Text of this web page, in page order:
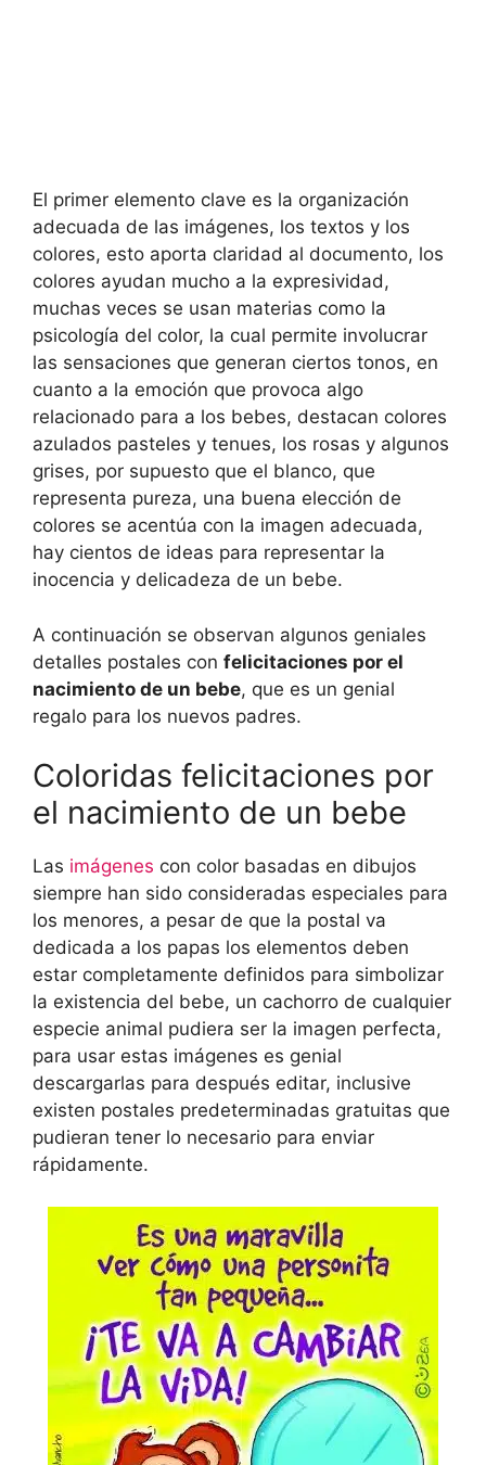
El primer elemento clave es la organización
adecuada de las imágenes, los textos y los
colores, esto aporta claridad al documento, los
colores ayudan mucho a la expresividad,
muchas veces se usan materias como la
psicología del color, la cual permite involucrar
las sensaciones que generan ciertos tonos, en
cuanto a la emoción que provoca algo
relacionado para a los bebes, destacan colores
azulados pasteles y tenues, los rosas y algunos
grises, por supuesto que el blanco, que
representa pureza, una buena elección de
colores se acentúa con la imagen adecuada,
hay cientos de ideas para representar la
inocencia y delicadeza de un bebe.
A continuación se observan algunos geniales
detalles postales con felicitaciones por el
nacimiento de un bebe, que es un genial
regalo para los nuevos padres.
Coloridas felicitaciones por
el nacimiento de un bebe
Las imágenes con color basadas en dibujos
siempre han sido consideradas especiales para
los menores, a pesar de que la postal va
dedicada a los papas los elementos deben
estar completamente definidos para simbolizar
la existencia del bebe, un cachorro de cualquier
especie animal pudiera ser la imagen perfecta,
para usar estas imágenes es genial
descargarlas para después editar, inclusive
existen postales predeterminadas gratuitas que
pudieran tener lo necesario para enviar
rápidamente.